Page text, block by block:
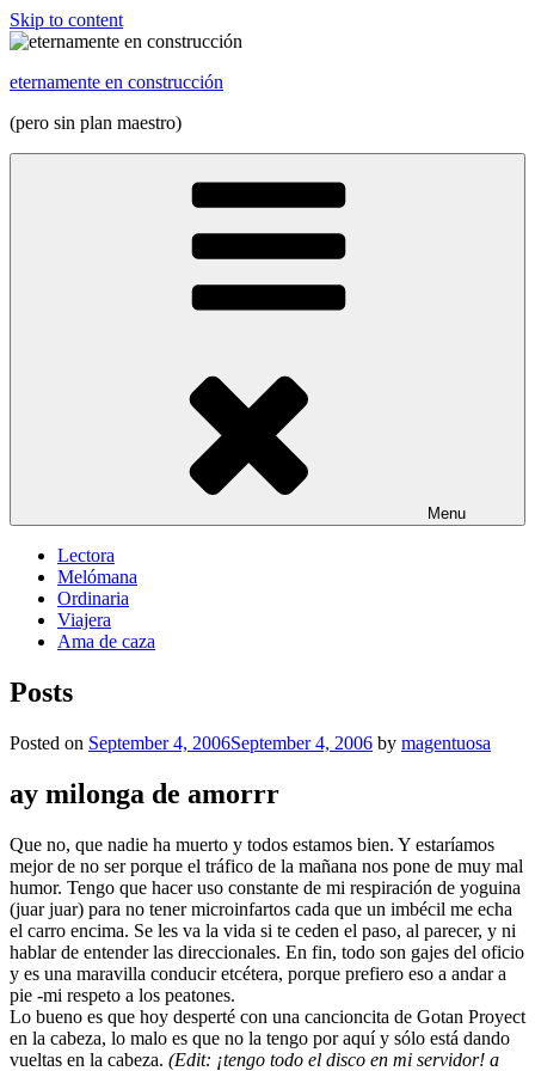
Skip to content
eternamente en construcción
(pero sin plan maestro)
Menu
Lectora
Melómana
Ordinaria
Viajera
Ama de caza
Posts
Posted on September 4, 2006September 4, 2006 by magentuosa
ay milonga de amorrr
Que no, que nadie ha muerto y todos estamos bien. Y estaríamos
mejor de no ser porque el tráfico de la mañana nos pone de muy mal
humor. Tengo que hacer uso constante de mi respiración de yoguina
(juar juar) para no tener microinfartos cada que un imbécil me echa
el carro encima. Se les va la vida si te ceden el paso, al parecer, y ni
hablar de entender las direccionales. En fin, todo son gajes del oficio
y es una maravilla conducir etcétera, porque prefiero eso a andar a
pie -mi respeto a los peatones.
Lo bueno es que hoy desperté con una cancioncita de Gotan Proyect
en la cabeza, lo malo es que no la tengo por aquí y sólo está dando
vueltas en la cabeza. (Edit: ¡tengo todo el disco en mi servidor! a